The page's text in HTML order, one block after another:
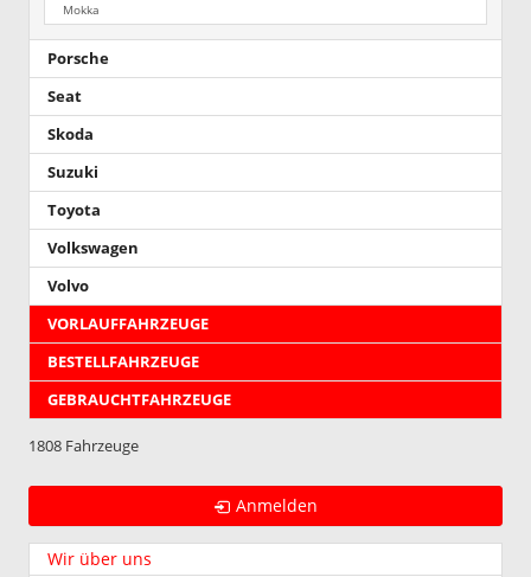
Mokka
Porsche
Seat
Skoda
Suzuki
Toyota
Volkswagen
Volvo
VORLAUFFAHRZEUGE
BESTELLFAHRZEUGE
GEBRAUCHTFAHRZEUGE
1808 Fahrzeuge
Anmelden
Wir über uns